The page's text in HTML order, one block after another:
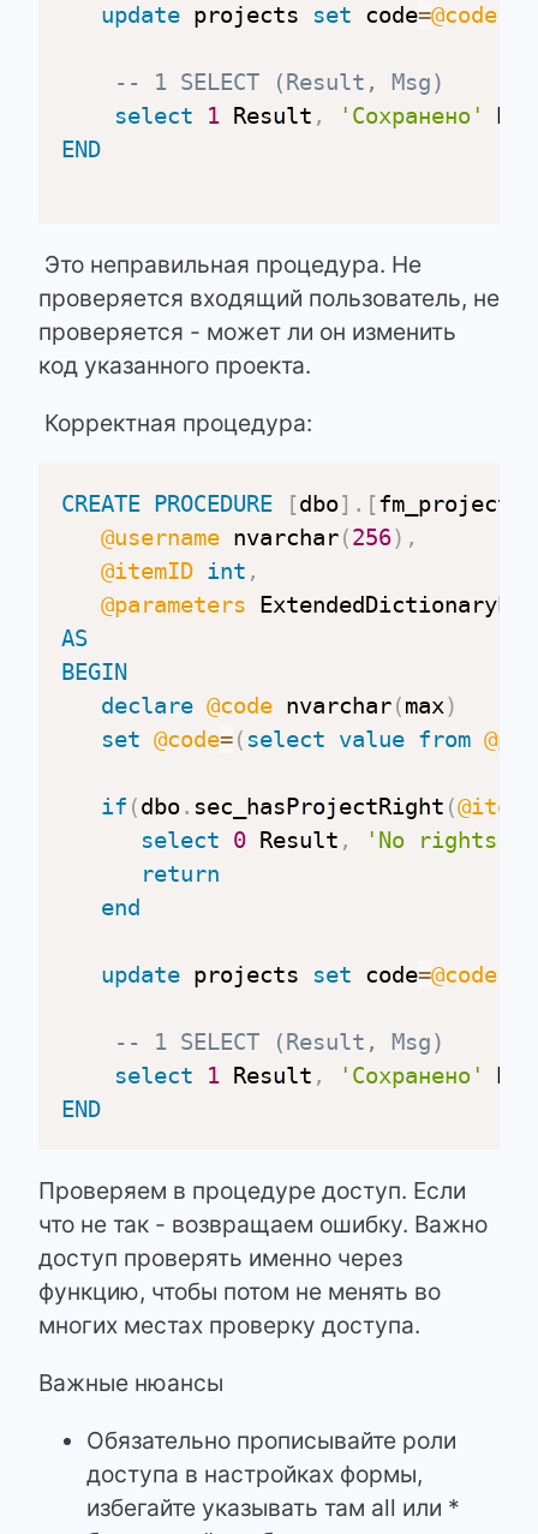
update projects set code=@code
-- 1 SELECT (Result, Msg)
select
1 Result , 'Сохранено'
END
Это неправильная процедура. Не
проверяется входящий пользователь, не
проверяется - может ли он изменить
код указанного проекта.
Корректная процедура:
CREATE PROCEDURE [dbo] . [
@username nvarchar(256) ,
@itemID int ,
@parameters
AS
BEGIN
declare @code nvarchar(max)
set @code=( select value from
if (dbo. sec_hasProjectRight (
select 0 Result , 'No rights'
return
end
update projects set code=@code
-- 1 SELECT (Result, Msg)
select
1 Result , 'Сохранено'
END
Проверяем в процедуре доступ. Если
что не так - возвращаем ошибку. Важно
доступ проверять именно через
функцию, чтобы потом не менять во
многих местах проверку доступа.
Важные нюансы
Обязательно прописывайте роли
доступа в настройках формы,
избегайте указывать там all или *